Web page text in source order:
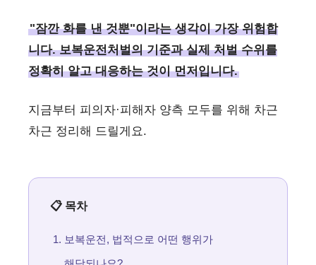
"잠깐 화를 낸 것뿐"이라는 생각이 가장 위험합
니다. 보복운전처벌의 기준과 실제 처벌 수위를
정확히 알고 대응하는 것이 먼저입니다.
지금부터 피의자·피해자 양측 모두를 위해 차근
차근 정리해 드릴게요.
📋 목차
보복운전, 법적으로 어떤 행위가